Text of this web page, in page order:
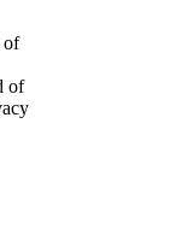
of
of